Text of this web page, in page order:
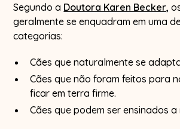
Segundo a Doutora Karen Becker,
geralmente se enquadram em uma
categorias:
Cães que naturalmente se
Cães que não foram feitos para
ficar em terra firme.
Cães que podem ser ensinados a